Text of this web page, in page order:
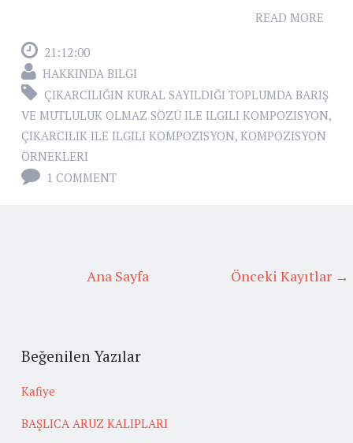
READ MORE
21:12:00
HAKKINDA BILGI
ÇIKARCILIĞIN KURAL SAYILDIĞI TOPLUMDA BARIŞ
VE MUTLULUK OLMAZ SÖZÜ ILE ILGILI KOMPOZISYON,
ÇIKARCILIK ILE ILGILI KOMPOZISYON, KOMPOZISYON
ÖRNEKLERI
1 COMMENT
Önceki Kayıtlar →
Ana Sayfa
Beğenilen Yazılar
Kafiye
BAŞLICA ARUZ KALIPLARI